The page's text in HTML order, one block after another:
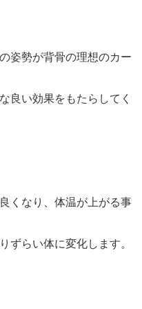
姿勢が背骨の理想のカー
良い効果をもたらしてく
くなり、体温が上がる事
ずらい体に変化します。